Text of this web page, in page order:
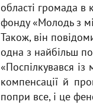
області громада в
фонду «Молодь з
Також, він
одна з найбільш
«Поспілкувався
компенсації й
попри все, і це